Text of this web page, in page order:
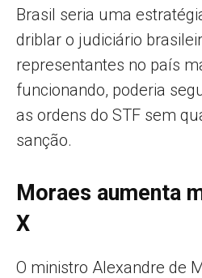
Brasil seria uma
driblar o judiciário
representantes no país
funcionando, poderia
as ordens do STF sem
sanção.
Moraes aumenta
X
O ministro Alexandre de